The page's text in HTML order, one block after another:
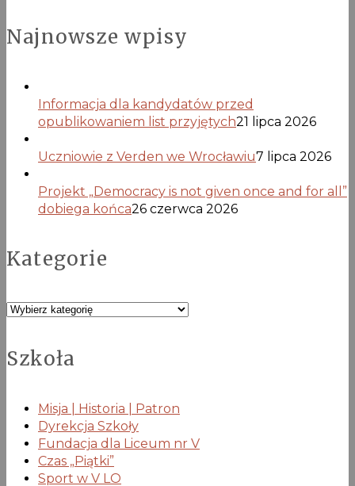
Najnowsze wpisy
Informacja dla kandydatów przed
opublikowaniem list przyjętych21 lipca 2026
Uczniowie z Verden we Wrocławiu7 lipca 2026
Projekt „Democracy is not given once and for all”
dobiega końca26 czerwca 2026
Kategorie
Kategorie
Szkoła
Misja | Historia | Patron
Dyrekcja Szkoły
Fundacja dla Liceum nr V
Czas „Piątki”
Sport w V LO